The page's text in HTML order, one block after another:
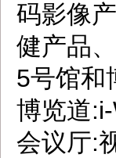
码影像
健产品
5号馆和
博览道
会议厅: